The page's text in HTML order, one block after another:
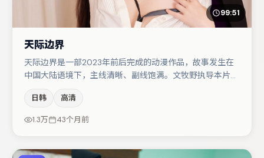
99:51
天际边界
天际边界是一部2023年前后完成的动漫作品，故事发生在
中国大陆语境下，主线清晰、副线饱满。文牧野执导本片，
当。主演阵容包括马丽、沈腾、段奕宏等，角色动机前后呼
应，适合喜欢抠台词与伏笔的观众。整体完成度较高，适合
日韩 高清
1.3万 43个月前